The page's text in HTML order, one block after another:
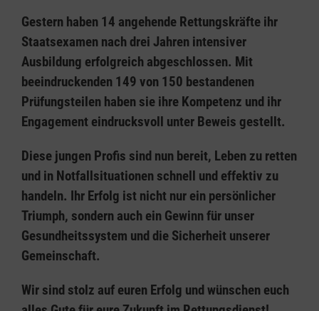
Gestern haben 14 angehende Rettungskräfte ihr
Staatsexamen nach drei Jahren intensiver
Ausbildung erfolgreich abgeschlossen. Mit
beeindruckenden 149 von 150 bestandenen
Prüfungsteilen haben sie ihre Kompetenz und ihr
Engagement eindrucksvoll unter Beweis gestellt.
Diese jungen Profis sind nun bereit, Leben zu retten
und in Notfallsituationen schnell und effektiv zu
handeln. Ihr Erfolg ist nicht nur ein persönlicher
Triumph, sondern auch ein Gewinn für unser
Gesundheitssystem und die Sicherheit unserer
Gemeinschaft.
Wir sind stolz auf euren Erfolg und wünschen euch